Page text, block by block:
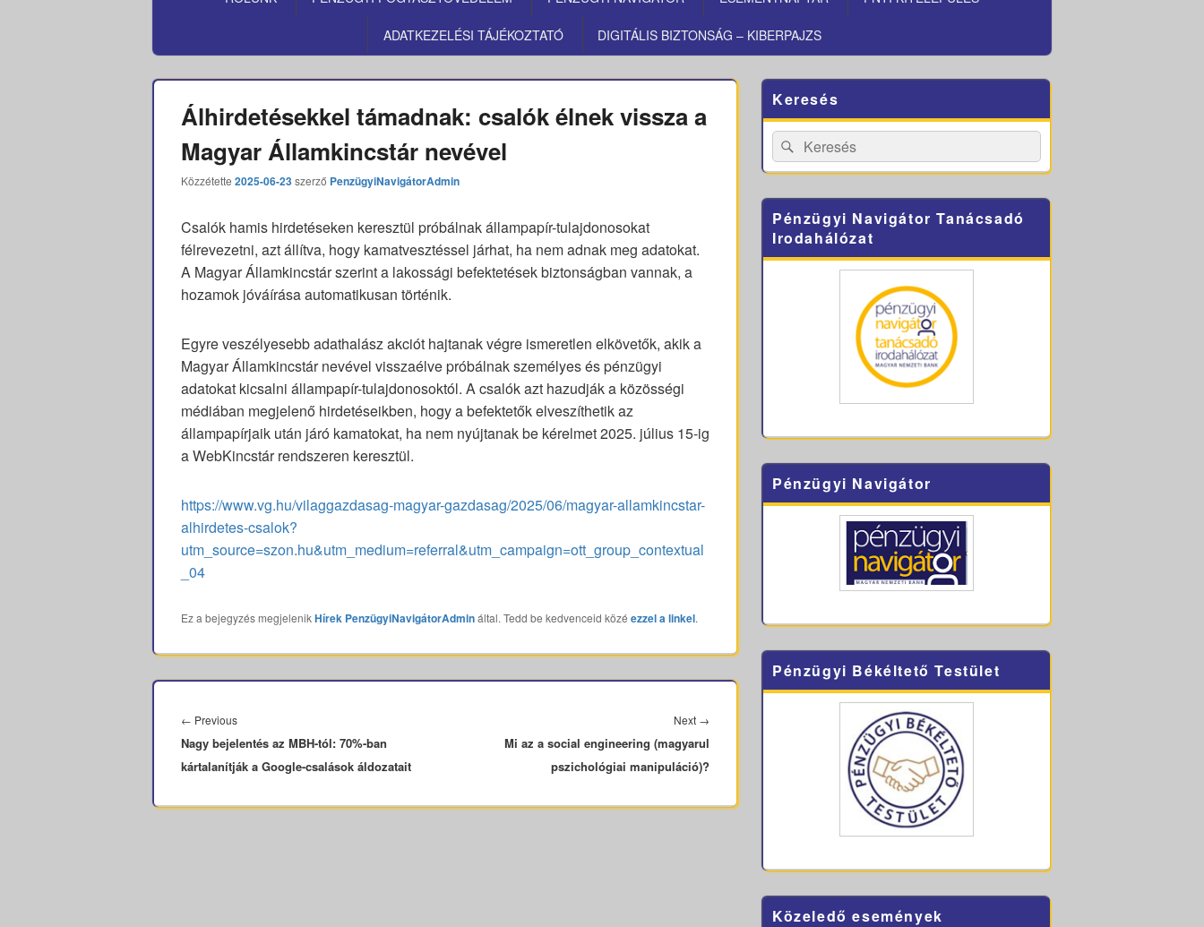
ADATKEZELÉSI TÁJÉKOZTATÓ DIGITÁLIS BIZTONSÁG – KIBERPAJZS
Álhirdetésekkel támadnak: csalók élnek vissza a
Magyar Államkincstár nevével
Közzétette 2025-06-23szerző PenzügyiNavigátorAdmin
Csalók hamis hirdetéseken keresztül próbálnak állampapír-tulajdonosokat
félrevezetni, azt állítva, hogy kamatvesztéssel járhat, ha nem adnak meg adatokat.
A Magyar Államkincstár szerint a lakossági befektetések biztonságban vannak, a
hozamok jóváírása automatikusan történik.
Egyre veszélyesebb adathalász akciót hajtanak végre ismeretlen elkövetők, akik a
Magyar Államkincstár nevével visszaélve próbálnak személyes és pénzügyi
adatokat kicsalni állampapír-tulajdonosoktól. A csalók azt hazudják a közösségi
médiában megjelenő hirdetéseikben, hogy a befektetők elveszíthetik az
állampapírjaik után járó kamatokat, ha nem nyújtanak be kérelmet 2025. július 15-ig
a WebKincstár rendszeren keresztül.
https://www.vg.hu/vilaggazdasag-magyar-gazdasag/2025/06/magyar-allamkincstar-
alhirdetes-csalok?
utm_source=szon.hu&utm_medium=referral&utm_campaign=ott_group_contextual
_04
Ez a bejegyzés megjelenikHírek PenzügyiNavigátorAdmináltal. Tedd be kedvenceid közé ezzel a linkel.
navigáció
← PreviousPrevious
post:
Nagy bejelentés az MBH-tól: 70%-ban
kártalanítják a Google-csalások áldozatait
Next →
Mi az a social engineering (magyarul
pszichológiai manipuláció)?
Sidebar
Widget
Area
Keresés
Search
for:
Search
Pénzügyi Navigátor Tanácsadó
Irodahálózat
Pénzügyi Navigátor
Pénzügyi Békéltető Testület
Közeledő események